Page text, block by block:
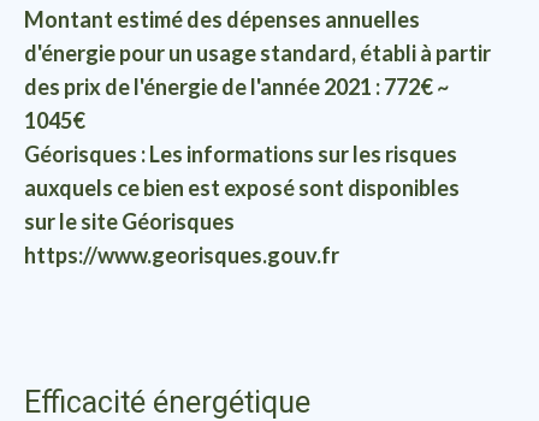
Montant estimé des dépenses annuelles
d'énergie pour un usage standard, établi à partir
des prix de l'énergie de l'année 2021 : 772€ ~
1045€
Géorisques : Les informations sur les risques
auxquels ce bien est exposé sont disponibles
sur le site Géorisques
https://www.georisques.gouv.fr
Efficacité énergétique